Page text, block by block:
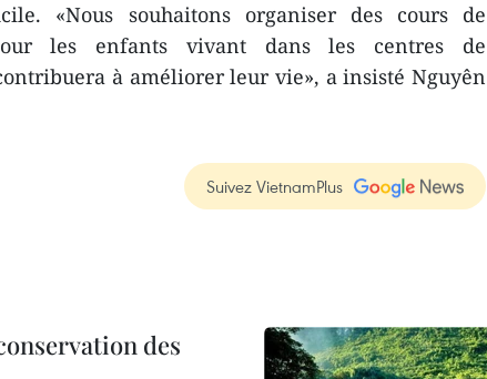
«Nous souhaitons organiser des cours de
les enfants vivant dans les centres de
à améliorer leur vie», a insisté Nguyên
Suivez VietnamPlus
des